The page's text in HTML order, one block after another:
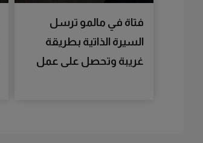
فتاة في مالمو ترسل
السيرة الذاتية بطريقة
غريبة وتحصل على عمل